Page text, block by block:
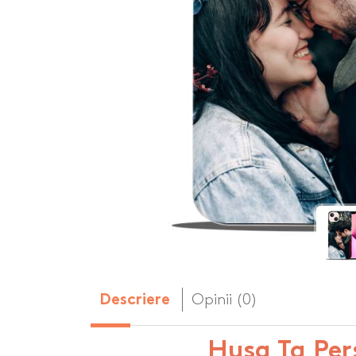
Body-uri copii personalizate
Brelocuri personalizate
Brichete personalizate
Briceag personalizat
Dop
de vin
Dozatoare de
personalizate
Genti de plaja
Genti sport
Ghiozdane
Halbe de bere
Huse
Descriere Opinii (0)